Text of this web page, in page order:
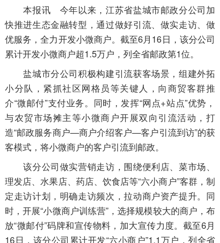
本报讯 今年以来，江苏省盐城市邮政分公司加
快推进生态金融转型，通过做好引流、做实走访、做
优服务，全力开发小微商户。截至6月16日，该分公司
累计开发小微商户超1.5万户，列全省邮政第1位。
盐城市分公司积极构建引流获客场景，组建外拓
小分队，紧抓社区网格员等关键人，向商贸客群推
介“微邮付”支付业务。同时，发挥“网点+站点”优势，
与农贸市场摊主等小微商户开展双向引流活动，打
造“邮政服务商户—商户介绍客户—客户引流到访”的获
客模式，将小微商户的客户引流到邮政。
该分公司做实营销走访，围绕便利店、菜市场、
理发店、水果店、药店、饮食店等“六小商户”客群，制
定走访计划，明确走访频次，拉动商户资产提升。同
时，开展“小微商户训练营”，选择规模较大的商户，布
放“微邮付”码牌和宣传物料，加大宣传力度。截至6月
16日，该分公司累计开发“六小商户”1.1万户，列全省